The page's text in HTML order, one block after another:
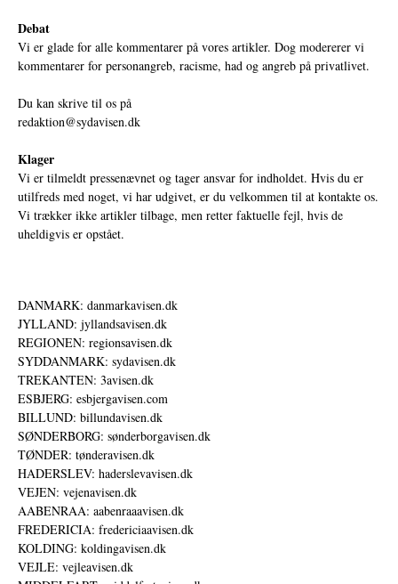
Debat
Vi er glade for alle kommentarer på vores artikler. Dog modererer vi
kommentarer for personangreb, racisme, had og angreb på privatlivet.
Du kan skrive til os på
redaktion@sydavisen.dk
Klager
Vi er tilmeldt pressenævnet og tager ansvar for indholdet. Hvis du er
utilfreds med noget, vi har udgivet, er du velkommen til at kontakte os.
Vi trækker ikke artikler tilbage, men retter faktuelle fejl, hvis de
uheldigvis er opstået.
DANMARK: danmarkavisen.dk
JYLLAND: jyllandsavisen.dk
REGIONEN: regionsavisen.dk
SYDDANMARK: sydavisen.dk
TREKANTEN: 3avisen.dk
ESBJERG: esbjergavisen.com
BILLUND: billundavisen.dk
SØNDERBORG: sønderborgavisen.dk
TØNDER: tønderavisen.dk
HADERSLEV: haderslevavisen.dk
VEJEN: vejenavisen.dk
AABENRAA: aabenraaavisen.dk
FREDERICIA: fredericiaavisen.dk
KOLDING: koldingavisen.dk
VEJLE: vejleavisen.dk